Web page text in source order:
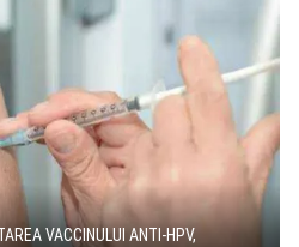
VACCINULUI ANTI-HPV,